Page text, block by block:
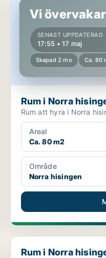
Vi
SENAST UPPDATERAD
17:55 • 17 maj
Skapad 2 mo Ca. 80
Rum i Norra
Rum att hyra i Norra
Areal
Ca. 80 m2
Område
Norra hisingen
Rum i Norra hisingen
Rum i Norra